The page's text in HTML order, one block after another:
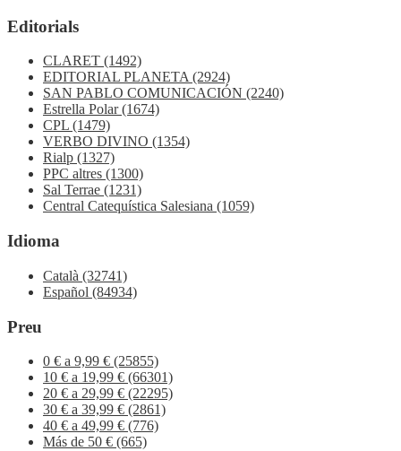
Editorials
CLARET (1492)
EDITORIAL PLANETA(2924)
SAN PABLO COMUNICACIÓN (2240)
Estrella Polar(1674)
CPL (1479)
VERBO DIVINO (1354)
Rialp (1327)
PPC altres (1300)
Sal Terrae (1231)
Central Catequística Salesiana (1059)
Idioma
Català (32741)
Español (84934)
Preu
0 € a 9,99 € (25855)
10 € a 19,99 € (66301)
20 € a 29,99 € (22295)
30 € a 39,99 € (2861)
40 € a 49,99 € (776)
Más de 50 € (665)